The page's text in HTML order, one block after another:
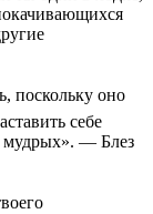
поскольку оно
себе
мудрых». — Блез